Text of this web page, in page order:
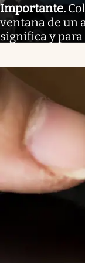
Importante.
ventana de un
significa y